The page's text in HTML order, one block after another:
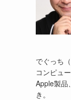
でぐっち
コンピュ
Apple製品
き。